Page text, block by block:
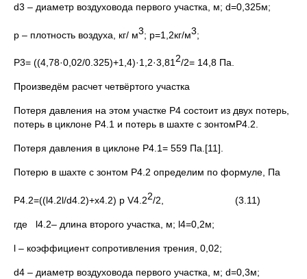
d3 – диаметр воздуховода первого участка, м; d=0,325м;
р – плотность воздуха, кг/ м3; p=1,2кг/м3;
Р3= ((4,78·0,02/0.325)+1,4)·1,2·3,812/2= 14,8 Па.
Произведём расчет четвёртого участка
Потеря давления на этом участке Р4 состоит из двух потерь,
потерь в циклоне Р4.1 и потерь в шахте с зонтомР4.2.
Потеря давления в циклоне Р4.1= 559 Па.[11].
Потерю в шахте с зонтом Р4.2 определим по формуле, Па
P4.2=((l4.2l/d4.2)+x4.2) p V4.22/2, (3.11)
где l4.2– длина второго участка, м; l4=0,2м;
l – коэффициент сопротивления трения, 0,02;
d4 – диаметр воздуховода первого участка, м; d=0,3м;